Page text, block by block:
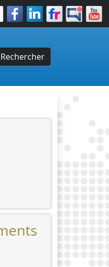
Rechercher